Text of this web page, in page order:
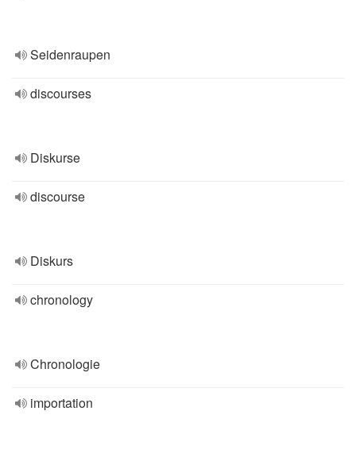
Seidenraupen
discourses
Diskurse
discourse
Diskurs
chronology
Chronologie
importation